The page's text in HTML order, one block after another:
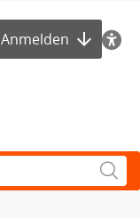
Anmelden